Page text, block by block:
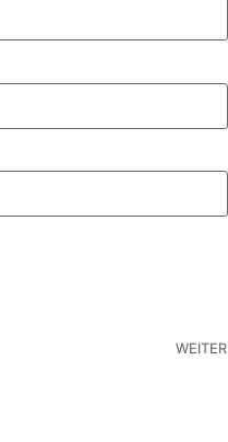
WEITER